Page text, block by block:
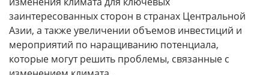
заинтересованных сторон в странах Центральной
Азии, а также увеличении объемов инвестиций и
мероприятий по наращиванию потенциала,
которые могут решить проблемы, связанные с